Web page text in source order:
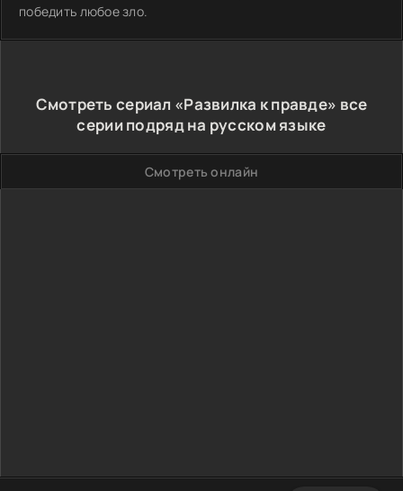
победить любое зло.
Смотреть сериал «Развилка к правде» все
серии подряд на русском языке
Смотреть онлайн